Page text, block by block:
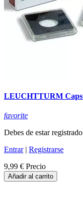
LEUCHTTURM
favorite
Debes de estar registrado
Entrar| Registrarse
9,99 € Precio
Añadir al carrito